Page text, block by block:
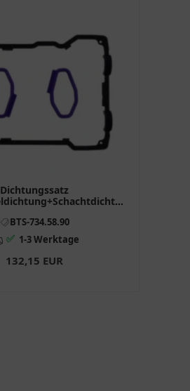
Dichtungssatz
850, 750, 800)
BTS-734.58.90
✅ 1-3 Werktage
132,15 EUR